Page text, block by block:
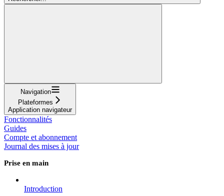
Navigation
Plateformes
Application navigateur
Fonctionnalités
Guides
Compte et abonnement
Journal des mises à jour
Prise en main
Introduction